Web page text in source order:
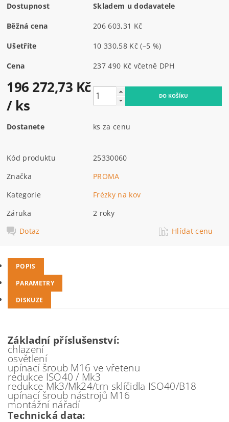
Dostupnost Skladem u dodavatele
Běžná cena 206 603,31 Kč
Ušetříte 10 330,58 Kč(–5 %)
Cena 237 490 Kč včetně DPH
196 272,73 Kč
/ ks
Dostanete ks za cenu
Kód produktu
25330060
Značka
PROMA
Kategorie
Frézky na kov
Záruka
2 roky
Dotaz
Hlídat cenu
POPIS
PARAMETRY
DISKUZE
Základní příslušenství:
chlazení
osvětlení
upínací šroub M16 ve vřetenu
redukce ISO40 / Mk3
redukce Mk3/Mk24/trn sklíčidla ISO40/B18
upínací šroub nástrojů M16
montážní nářadí
Technická data: